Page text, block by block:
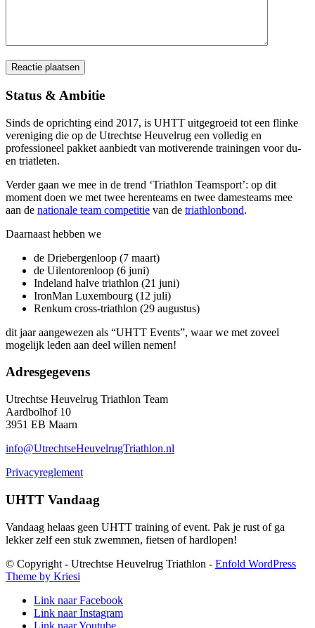
Status & Ambitie
Sinds de oprichting eind 2017, is UHTT uitgegroeid tot een flinke
vereniging die op de Utrechtse Heuvelrug een volledig en
professioneel pakket aanbiedt van motiverende trainingen voor du-
en triatleten.
Verder gaan we mee in de trend ‘Triathlon Teamsport’: op dit
moment doen we met twee herenteams en twee damesteams mee
aan de nationale team competitie van de triathlonbond.
Daarnaast hebben we
de Driebergenloop (7 maart)
de Uilentorenloop (6 juni)
Indeland halve triathlon (21 juni)
IronMan Luxembourg (12 juli)
Renkum cross-triathlon (29 augustus)
dit jaar aangewezen als “UHTT Events”, waar we met zoveel
mogelijk leden aan deel willen nemen!
Adresgegevens
Utrechtse Heuvelrug Triathlon Team
Aardbolhof 10
3951 EB Maarn
info@UtrechtseHeuvelrugTriathlon.nl
Privacyreglement
UHTT Vandaag
Vandaag helaas geen UHTT training of event. Pak je rust of ga
lekker zelf een stuk zwemmen, fietsen of hardlopen!
© Copyright - Utrechtse Heuvelrug Triathlon - Enfold WordPress
Theme by Kriesi
Link naar Facebook
Link naar Instagram
Link naar Youtube